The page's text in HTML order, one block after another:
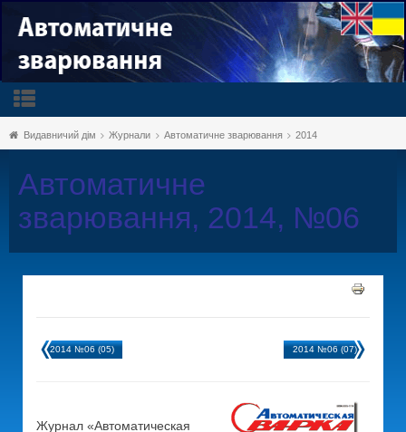
Видавничий дім Журнали Автоматичне зварювання 2014
Автоматичне
зварювання, 2014, №06
2014 №06 (05) 2014 №06 (07)
Журнал «Автоматическая